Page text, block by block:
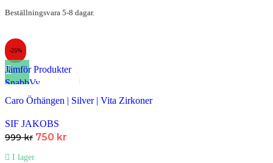
Beställningsvara 5-8 dagar.
-25%
Jämför Produkter
SnabbVy
Lägg till i Favoriter
Caro Örhängen | Silver | Vita Zirkoner
SIF JAKOBS
999kr 750 kr
I lager